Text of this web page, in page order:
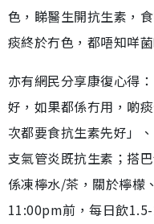
色，睇醫生開抗生素，
痰終於冇色，都唔知咩菌
亦有網民分享康復心得
好，如果都係冇用，啲
次都要食抗生素先好」
支氣管炎既抗生素；搭
係凍檸水/茶，關於檸檬
11:00pm前，每日飲